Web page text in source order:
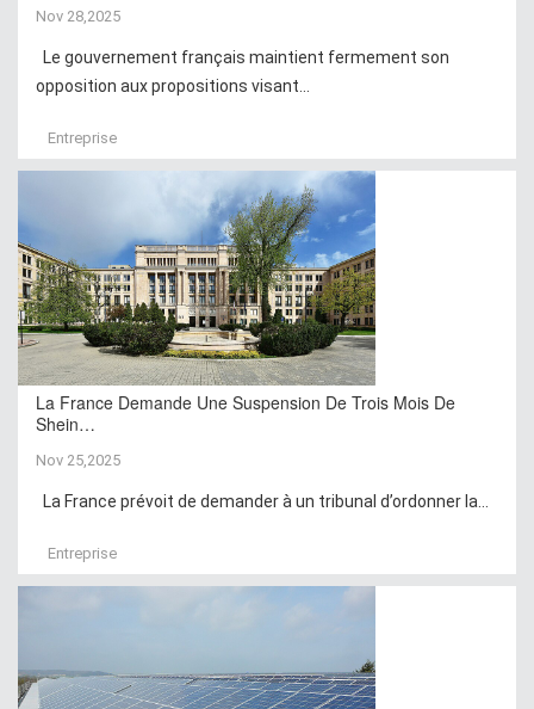
Nov 28,2025
Le gouvernement français maintient fermement son
opposition aux propositions visant...
Entreprise
La France Demande Une Suspension De Trois Mois De
Shein…
Nov 25,2025
La France prévoit de demander à un tribunal d’ordonner la...
Entreprise